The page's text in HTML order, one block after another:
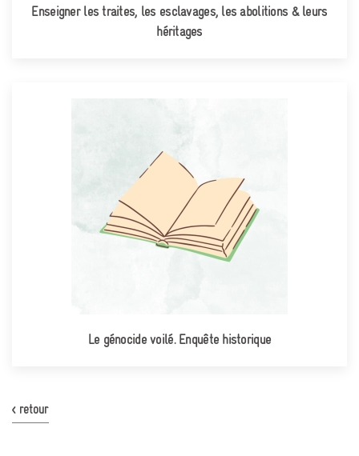
Enseigner les traites, les esclavages, les abolitions & leurs
héritages
Le génocide voilé. Enquête historique
< retour